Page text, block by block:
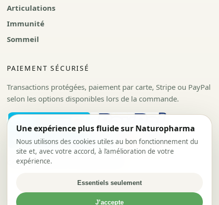
Articulations
Immunité
Sommeil
PAIEMENT SÉCURISÉ
Transactions protégées, paiement par carte, Stripe ou PayPal
selon les options disponibles lors de la commande.
CGVPolitique de confidentialité
© 2026 Naturopharma. Tous droits réservés.
Une expérience plus fluide sur Naturopharma
Nous utilisons des cookies utiles au bon fonctionnement du
site et, avec votre accord, à l’amélioration de votre
expérience.
Essentiels seulement
J’accepte